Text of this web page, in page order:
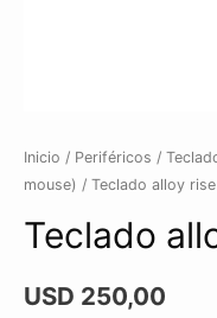
Inicio / Periféricos /
mouse) / Teclado alloy rise
Teclado
USD 250,00